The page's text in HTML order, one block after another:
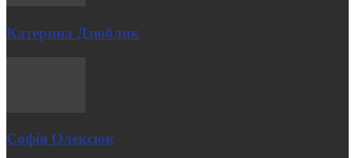
Катерина Дзюблик
Cофія Олексюк